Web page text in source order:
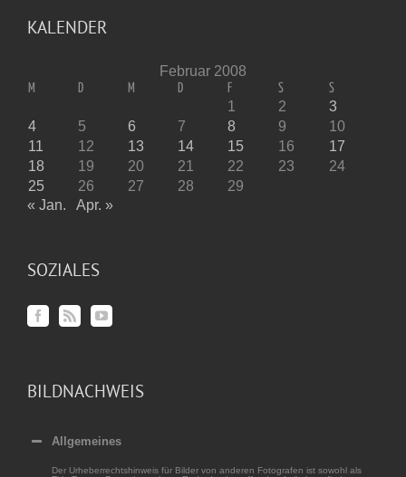
KALENDER
Februar 2008
M D M D F S S
1 2
3
4
5 6 7 8 9
10
11
12 13 14 15 16
17
18
19 20 21 22 23
24
25
26 27 28
29
« Jan.
Apr. »
SOZIALES
BILDNACHWEIS
Allgemeines
Der Urheberrechtshinweis für Bilder von anderen Fotografen ist sowohl als